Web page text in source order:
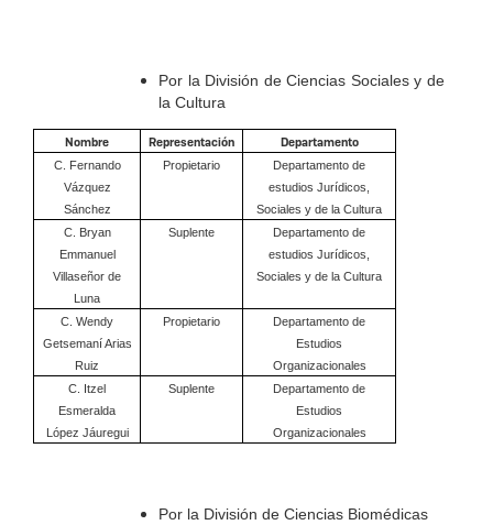
Por la División de Ciencias Sociales y de
la Cultura
Nombre Representación Departamento
C. Fernando
Vázquez
Sánchez
Propietario
Departamento de
estudios Jurídicos,
Sociales y de la Cultura
C. Bryan
Emmanuel
Villaseñor de
Luna
Suplente
Departamento de
estudios Jurídicos,
Sociales y de la Cultura
C. Wendy
Getsemaní Arias
Ruiz
Propietario
Departamento de
Estudios
Organizacionales
C. Itzel
Esmeralda
López Jáuregui
Suplente
Departamento de
Estudios
Organizacionales
Por la División de Ciencias Biomédicas